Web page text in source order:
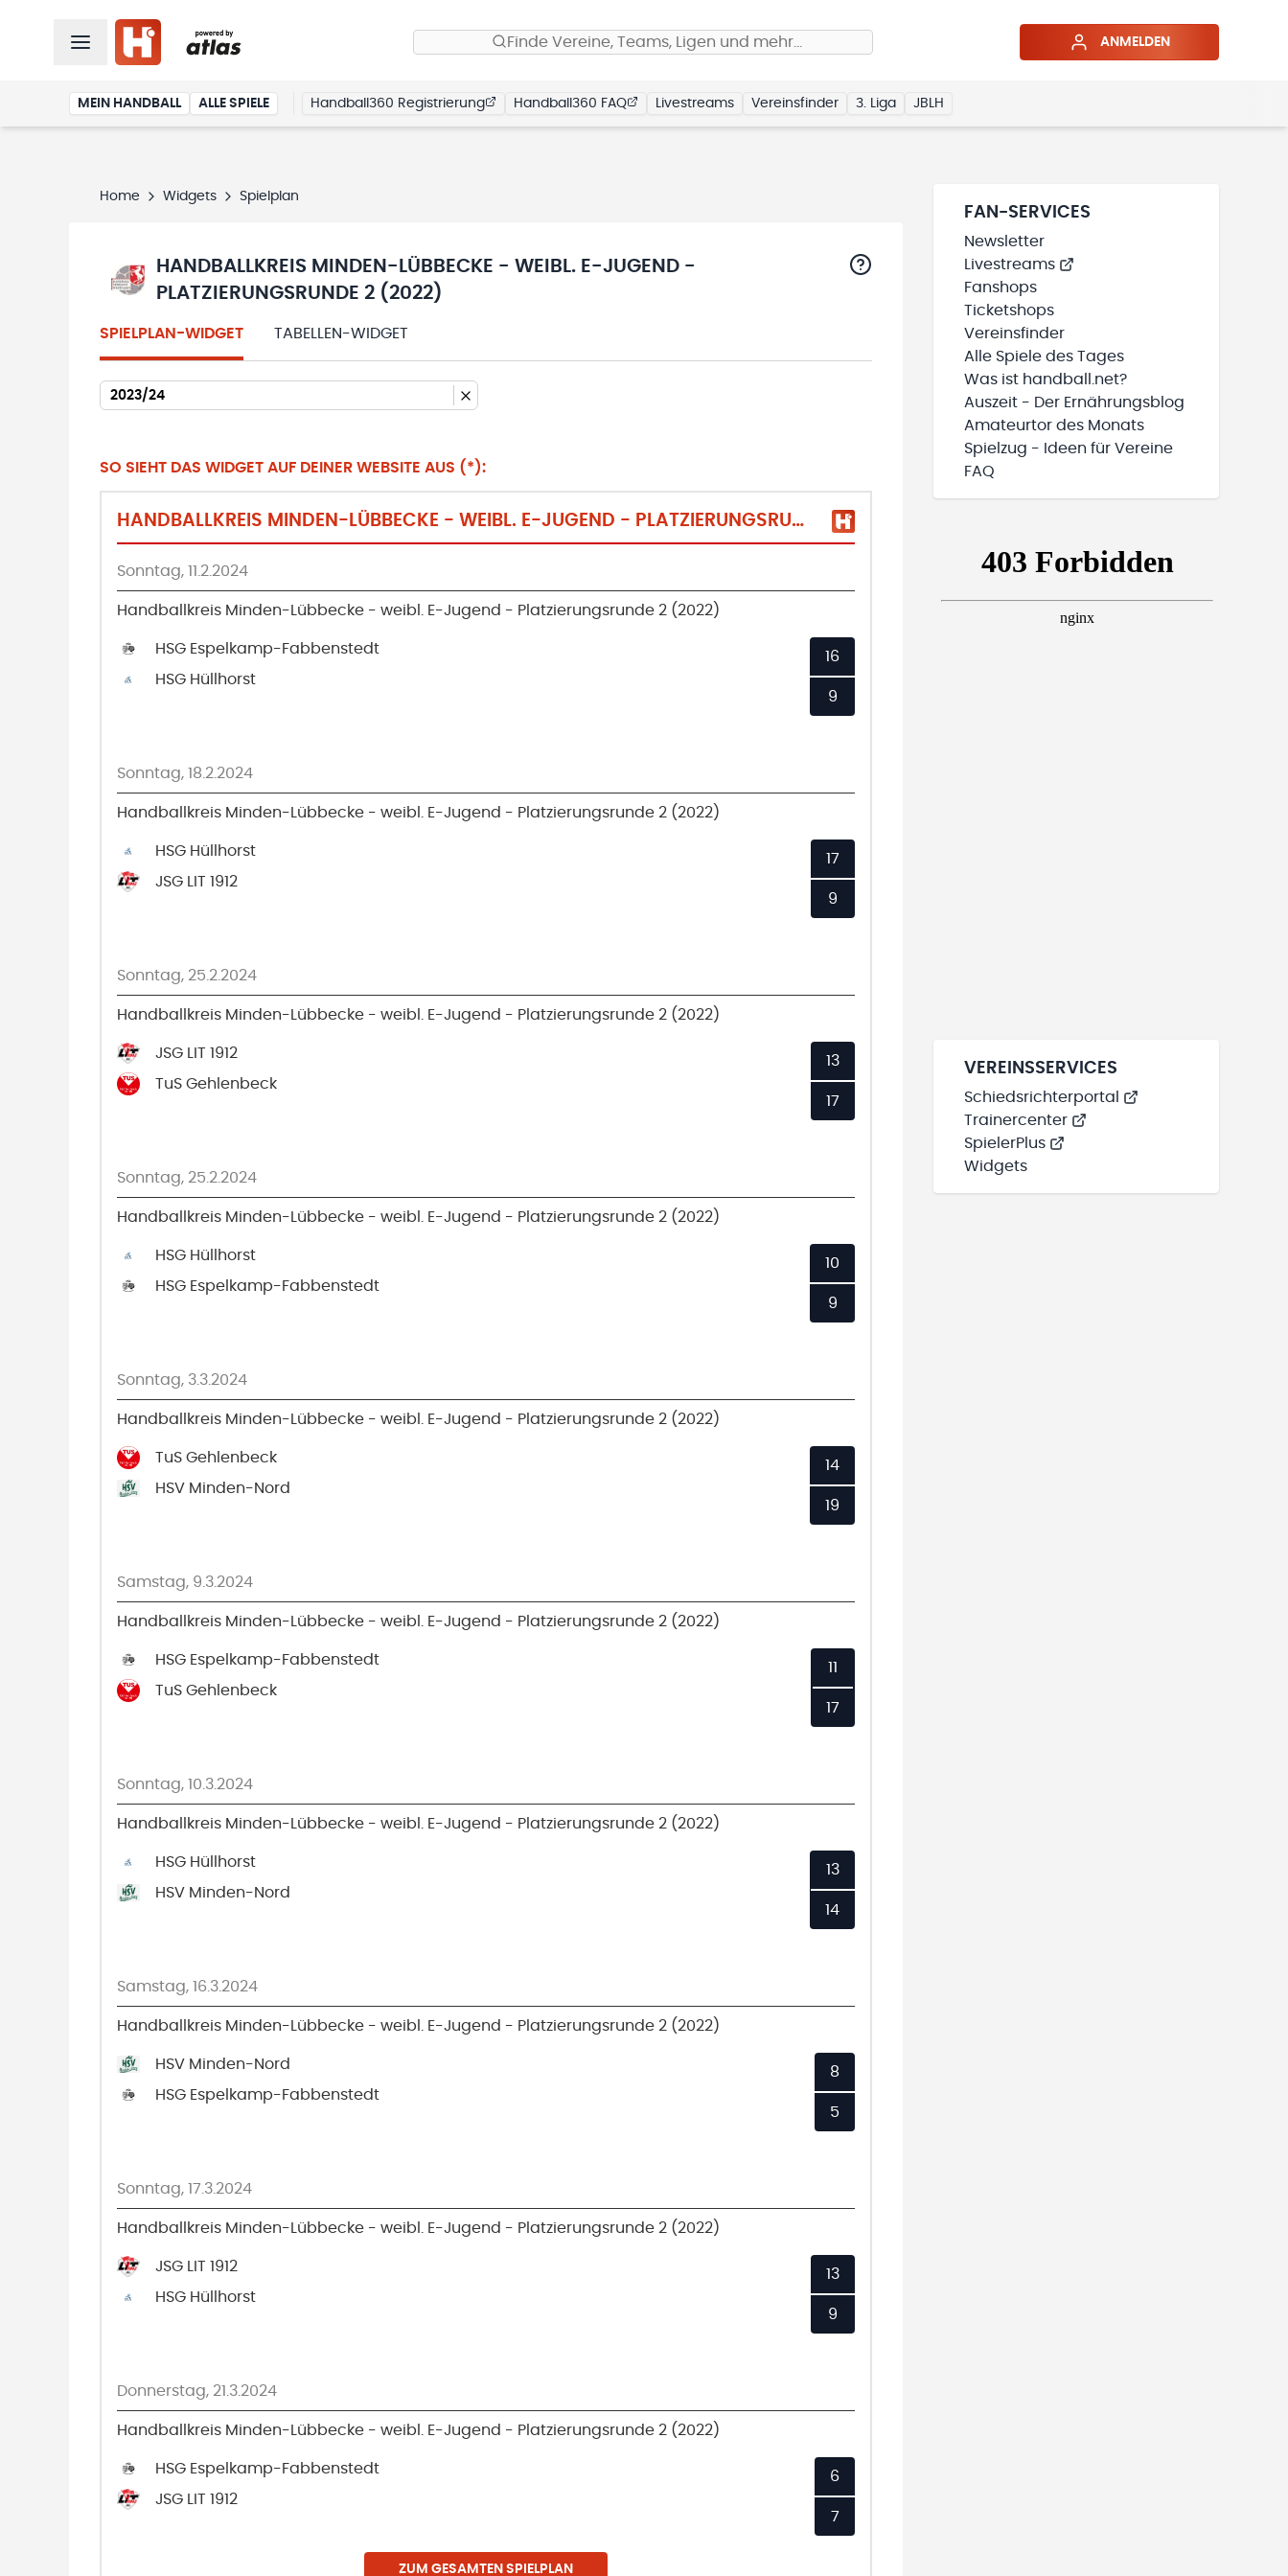
Finde Vereine, Teams, Ligen und mehr… ANMELDEN
MEIN HANDBALL ALLE SPIELE Handball360 Registrierung Handball360 FAQ Livestreams Vereinsfinder 3. Liga JBLH
Home Widgets Spielplan
HANDBALLKREIS MINDEN-LÜBBECKE - WEIBL. E-JUGEND -
PLATZIERUNGSRUNDE 2 (2022)
SPIELPLAN-WIDGET TABELLEN-WIDGET
2023/24
SO SIEHT DAS WIDGET AUF DEINER WEBSITE AUS (*):
HANDBALLKREIS MINDEN-LÜBBECKE - WEIBL. E-JUGEND - PLATZIERUNGSRUNDE 2 (2022)
Sonntag, 11.2.2024
Handballkreis Minden-Lübbecke - weibl. E-Jugend - Platzierungsrunde 2 (2022)
HSG Espelkamp-Fabbenstedt
HSG Hüllhorst
16
9
Sonntag, 18.2.2024
Handballkreis Minden-Lübbecke - weibl. E-Jugend - Platzierungsrunde 2 (2022)
HSG Hüllhorst
JSG LIT 1912
17
9
Sonntag, 25.2.2024
Handballkreis Minden-Lübbecke - weibl. E-Jugend - Platzierungsrunde 2 (2022)
JSG LIT 1912
TuS Gehlenbeck
13
17
Sonntag, 25.2.2024
Handballkreis Minden-Lübbecke - weibl. E-Jugend - Platzierungsrunde 2 (2022)
HSG Hüllhorst
HSG Espelkamp-Fabbenstedt
10
9
Sonntag, 3.3.2024
Handballkreis Minden-Lübbecke - weibl. E-Jugend - Platzierungsrunde 2 (2022)
TuS Gehlenbeck
HSV Minden-Nord
14
19
Samstag, 9.3.2024
Handballkreis Minden-Lübbecke - weibl. E-Jugend - Platzierungsrunde 2 (2022)
HSG Espelkamp-Fabbenstedt
TuS Gehlenbeck
11
17
Sonntag, 10.3.2024
Handballkreis Minden-Lübbecke - weibl. E-Jugend - Platzierungsrunde 2 (2022)
HSG Hüllhorst
HSV Minden-Nord
13
14
Samstag, 16.3.2024
Handballkreis Minden-Lübbecke - weibl. E-Jugend - Platzierungsrunde 2 (2022)
HSV Minden-Nord
HSG Espelkamp-Fabbenstedt
8
5
Sonntag, 17.3.2024
Handballkreis Minden-Lübbecke - weibl. E-Jugend - Platzierungsrunde 2 (2022)
JSG LIT 1912
HSG Hüllhorst
13
9
Donnerstag, 21.3.2024
Handballkreis Minden-Lübbecke - weibl. E-Jugend - Platzierungsrunde 2 (2022)
HSG Espelkamp-Fabbenstedt
JSG LIT 1912
6
7
ZUM GESAMTEN SPIELPLAN
FAN-SERVICES
Newsletter
Livestreams
Fanshops
Ticketshops
Vereinsfinder
Alle Spiele des Tages
Was ist handball.net?
Auszeit - Der Ernährungsblog
Amateurtor des Monats
Spielzug - Ideen für Vereine
FAQ
VEREINSSERVICES
Schiedsrichterportal
Trainercenter
SpielerPlus
Widgets